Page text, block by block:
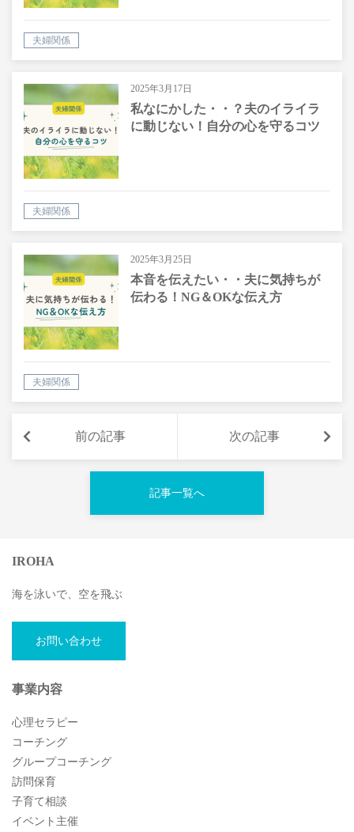
夫婦関係
2025年3月17日
私なにかした・・？夫のイライラ
に動じない！自分の心を守るコツ
夫婦関係
2025年3月25日
本音を伝えたい・・夫に気持ちが
伝わる！NG＆OKな伝え方
夫婦関係
前の記事 次の記事
記事一覧へ
IROHA
海を泳いで、空を飛ぶ
お問い合わせ
事業内容
心理セラピー
コーチング
グループコーチング
訪問保育
子育て相談
イベント主催